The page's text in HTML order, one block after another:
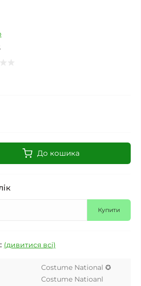
До кошика
Купити
(дивитися всі)
Costume National ✪
Costume Natioanl